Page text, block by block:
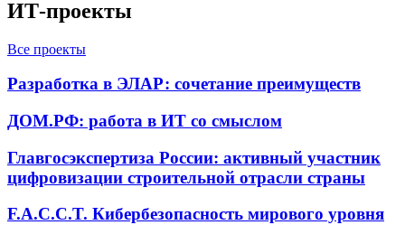
ИТ-проекты
Все проекты
Разработка в ЭЛАР: сочетание преимуществ
ДОМ.РФ: работа в ИТ со смыслом
Главгосэкспертиза России: активный участник
цифровизации строительной отрасли страны
F.A.C.C.T. Кибербезопасность мирового уровня